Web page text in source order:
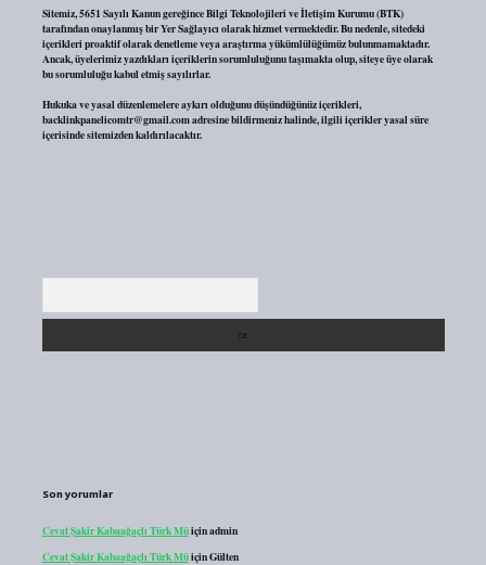
Sitemiz, 5651 Sayılı Kanun gereğince Bilgi Teknolojileri ve İletişim Kurumu (BTK)
tarafından onaylanmış bir Yer Sağlayıcı olarak hizmet vermektedir. Bu nedenle, sitedeki
içerikleri proaktif olarak denetleme veya araştırma yükümlülüğümüz bulunmamaktadır.
Ancak, üyelerimiz yazdıkları içeriklerin sorumluluğunu taşımakta olup, siteye üye olarak
bu sorumluluğu kabul etmiş sayılırlar.
Hukuka ve yasal düzenlemelere aykırı olduğunu düşündüğünüz içerikleri,
backlinkpanelicomtr@gmail.comadresine bildirmeniz halinde, ilgili içerikler yasal süre
içerisinde sitemizden kaldırılacaktır.
Son yorumlar
Cevat Şakir Kabaağaçlı Türk Müiçinadmin
Cevat Şakir Kabaağaçlı Türk MüiçinGülten